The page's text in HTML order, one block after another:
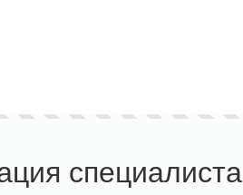
специалиста